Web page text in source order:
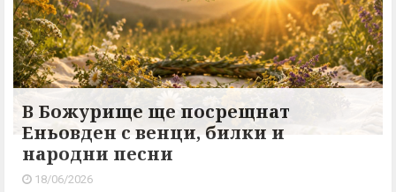
В Божурище ще посрещнат
Еньовден с венци, билки и
народни песни
18/06/2026